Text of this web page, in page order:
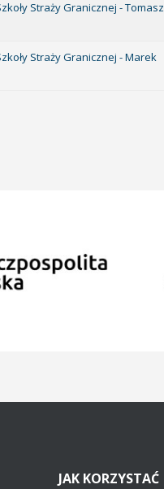
Straży Granicznej - Tomasz
Straży Granicznej - Marek
JAK KORZYSTAĆ